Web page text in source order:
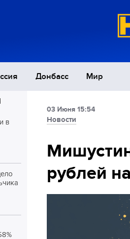
Донбасс Мир
в
03 Июня 15:54
Новости
рублей